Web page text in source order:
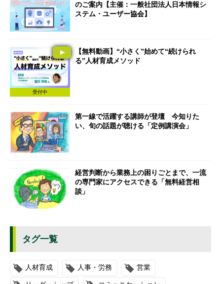
のご案内【主催：一般社団法人日本情報シ
ステム・ユーザー協会】
受付中
【無料動画】“小さく”始めて“続けられ
る”人材育成メソッド
第一線で活躍する講師が登壇 今知りた
い、旬の話題が聴ける「定例講演会」
経営判断から業務上の困りごとまで、一流
の専門家にアクセスできる「無料経営相
談」
タグ一覧
人材育成 人事・労務 営業